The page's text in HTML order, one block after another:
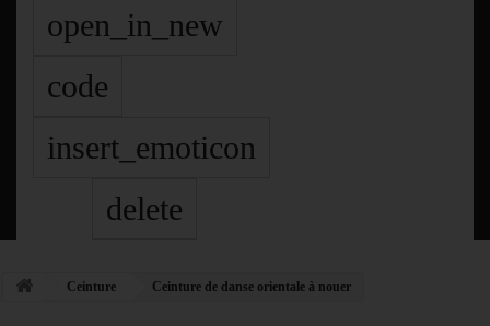
open_in_new
code
insert_emoticon
delete
Ceinture Ceinture de danse orientale à nouer